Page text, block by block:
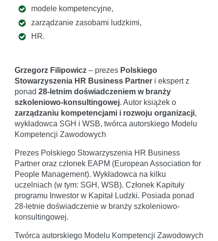
modele kompetencyjne,
zarządzanie zasobami ludzkimi,
HR.
Grzegorz Filipowicz – prezes Polskiego
Stowarzyszenia HR Business Partner i ekspert z
ponad 28-letnim doświadczeniem w branży
szkoleniowo-konsultingowej. Autor książek o
zarządzaniu kompetencjami i rozwoju organizacji,
wykładowca SGH i WSB, twórca autorskiego Modelu
Kompetencji Zawodowych
Prezes Polskiego Stowarzyszenia HR Business
Partner oraz członek EAPM (European Association for
People Management). Wykładowca na kilku
uczelniach (w tym: SGH, WSB). Członek Kapituły
programu Inwestor w Kapitał Ludzki. Posiada ponad
28-letnie doświadczenie w branży szkoleniowo-
konsultingowej.
Twórca autorskiego Modelu Kompetencji Zawodowych